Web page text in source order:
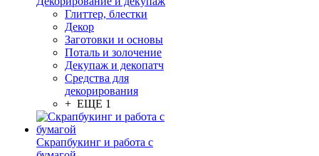
Глиттер, блестки
Декор
Заготовки и основы
Поталь и золочение
Декупаж и декопатч
Средства для
декорирования
+ ЕЩЕ 1
Скрапбукинг и работа с